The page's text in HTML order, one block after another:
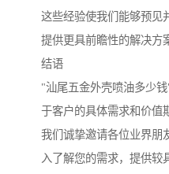
这些经验使我们能够预见
提供更具前瞻性的解决方
结语
"汕尾五金外壳喷油多少
于客户的具体需求和价值
我们诚挚邀请各位业界朋
入了解您的需求，提供较